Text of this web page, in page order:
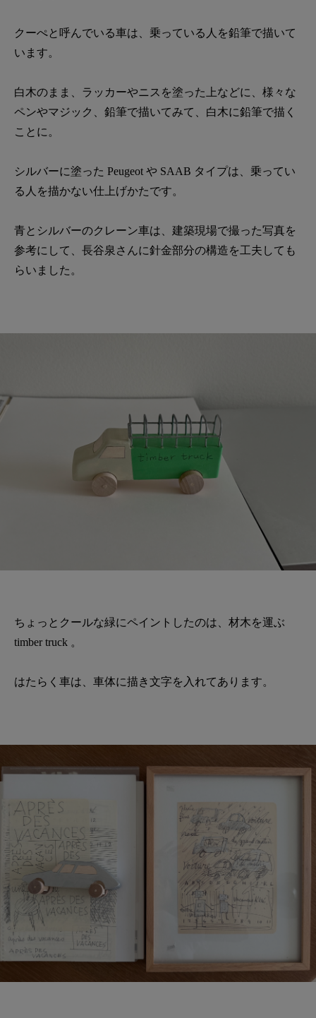
クーぺと呼んでいる車は、乗っている人を鉛筆で描いて
います。
白木のまま、ラッカーやニスを塗った上などに、様々な
ペンやマジック、鉛筆で描いてみて、白木に鉛筆で描く
ことに。
シルバーに塗った Peugeot や SAAB タイプは、乗ってい
る人を描かない仕上げかたです。
青とシルバーのクレーン車は、建築現場で撮った写真を
参考にして、長谷泉さんに針金部分の構造を工夫しても
らいました。
ちょっとクールな緑にペイントしたのは、材木を運ぶ
timber truck 。
はたらく車は、車体に描き文字を入れてあります。